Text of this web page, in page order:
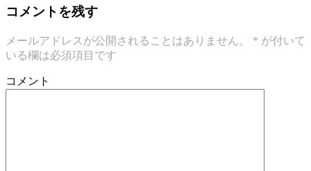
コメントを残す
メールアドレスが公開されることはありません。 * が付いて
いる欄は必須項目です
コメント